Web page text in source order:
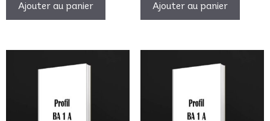
Ajouter au panier Ajouter au panier